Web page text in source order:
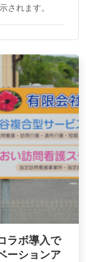
されます。
ラボ導入で
ーションア